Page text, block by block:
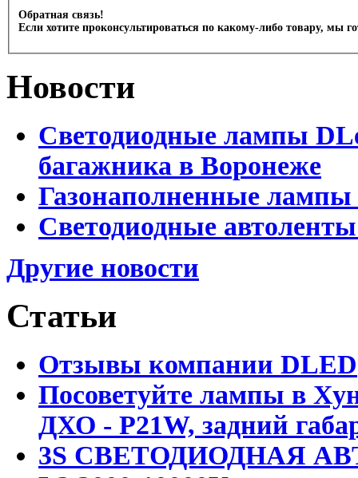
Обратная связь!
Если хотите проконсультироваться по какому-либо товару, мы
Новости
Светодиодные лампы
багажника в Воронеже
Газонаполненные
Светодиодные
Другие новости
Статьи
Отзывы компании DLED
Посоветуйте лампы в
ДХО - P21W, задний
3S СВЕТОДИОДНАЯ